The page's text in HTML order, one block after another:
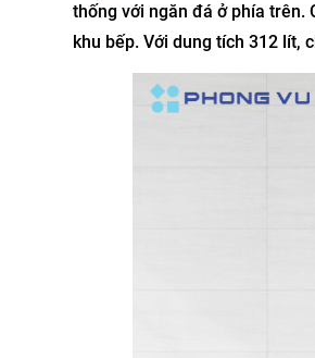
thống với ngăn đá ở phía trên.
khu bếp. Với dung tích 312 lít,